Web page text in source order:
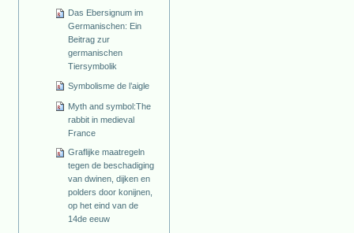
Das Ebersignum im
Germanischen: Ein
Beitrag zur
germanischen
Tiersymbolik
Symbolisme de l’aigle
Myth and symbol:The
rabbit in medieval
France
Graflijke maatregeln
tegen de beschadiging
van dwinen, dijken en
polders door konijnen,
op het eind van de
14de eeuw